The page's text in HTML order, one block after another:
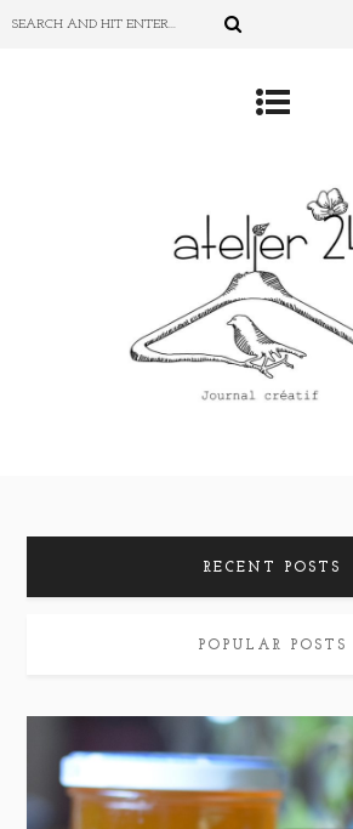
RECENT POSTS
POPULAR POSTS